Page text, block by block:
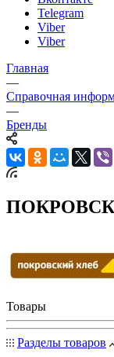
Telegram
Viber
Viber
Главная
—
Справочная
—
Бренды
Товары
Разделы товаров